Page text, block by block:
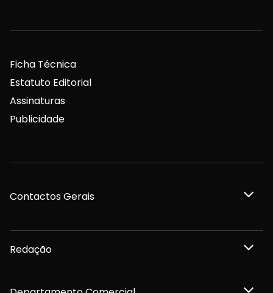
Ficha Técnica
Estatuto Editorial
Assinaturas
Publicidade
Contactos Gerais
Redação